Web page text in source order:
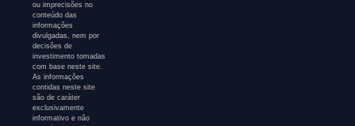
ou imprecisões no
conteúdo das
informações
divulgadas, nem por
decisões de
investimento tomadas
com base neste site.
As informações
contidas neste site
são de caráter
exclusivamente
informativo e não